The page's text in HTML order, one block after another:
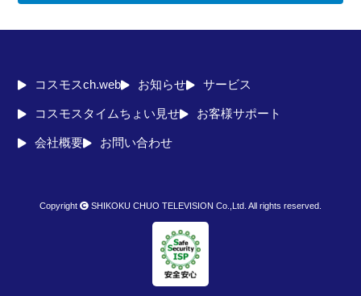
コスモスch.web お知らせ サービス
コスモスタイムちょい見せ お客様サポート
会社概要 お問い合わせ
Copyright SHIKOKU CHUO TELEVISION Co.,Ltd. All rights reserved.